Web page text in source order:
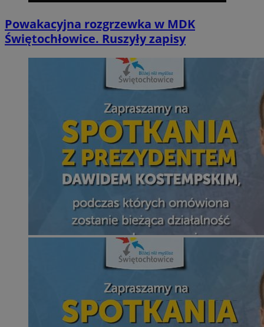
Powakacyjna rozgrzewka w MDK
Świętochłowice. Ruszyły zapisy